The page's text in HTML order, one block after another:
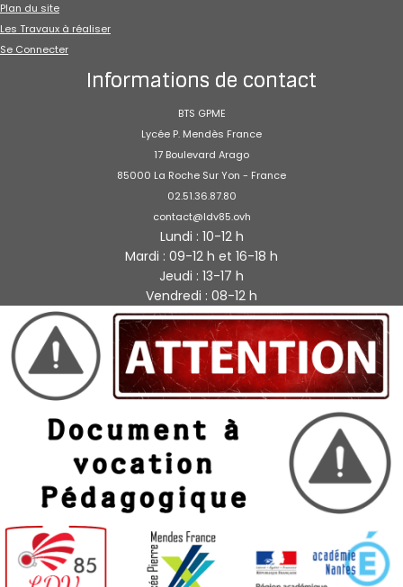
Plan du site
Les Travaux à réaliser
Se Connecter
Informations de contact
BTS GPME
Lycée P. Mendès France
17 Boulevard Arago
85000 La Roche Sur Yon - France
02.51.36.87.80
contact@ldv85.ovh
Lundi : 10-12 h
Mardi : 09-12 h et 16-18 h
Jeudi : 13-17 h
Vendredi : 08-12 h